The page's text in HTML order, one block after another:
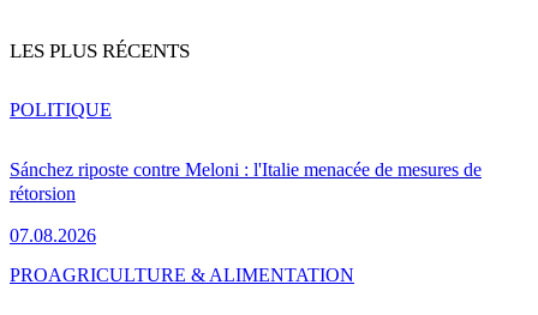
LES PLUS RÉCENTS
Sánchez riposte contre Meloni : l'Italie menacée de mesures de
rétorsion
07.08.2026
POLITIQUE
PROAGRICULTURE & ALIMENTATION